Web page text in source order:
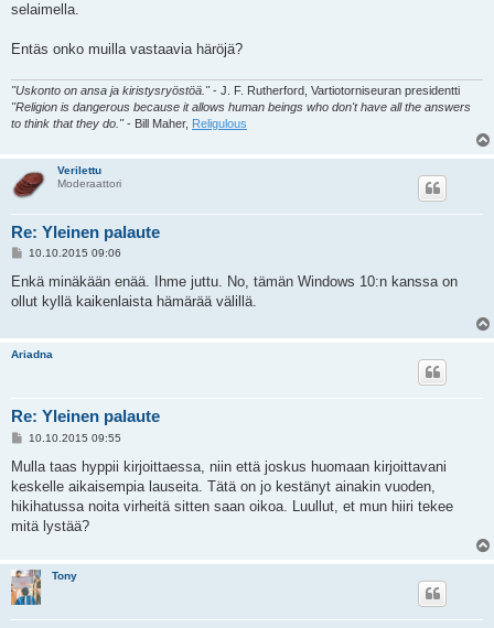
selaimella.
Entäs onko muilla vastaavia häröjä?
"Uskonto on ansa ja kiristysryöstöä."- J. F. Rutherford, Vartiotorniseuran presidentti
"Religion is dangerous because it allows human beings who don't have all the answers
to think that they do."- Bill Maher, Religulous
Verilettu
Moderaattori
Re: Yleinen palaute
V
e
t
10.10.2015 09:06
Enkä minäkään enää. Ihme juttu. No, tämän Windows 10:n kanssa on
ollut kyllä kaikenlaista hämärää välillä.
Ariadna
Re: Yleinen palaute
V
e
t
i
10.10.2015 09:55
Mulla taas hyppii kirjoittaessa, niin että joskus huomaan kirjoittavani
keskelle aikaisempia lauseita. Tätä on jo kestänyt ainakin vuoden,
hikihatussa noita virheitä sitten saan oikoa. Luullut, et mun hiiri tekee
mitä lystää?
Tony